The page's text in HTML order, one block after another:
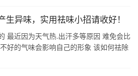
生异味，实用祛味小招请收好！
最近因为天气热.出汗多等原因 难免会比
好的气味会影响自己的形象 该如何祛除